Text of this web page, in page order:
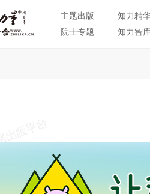
主题出版 知力精
院士专题
知力智